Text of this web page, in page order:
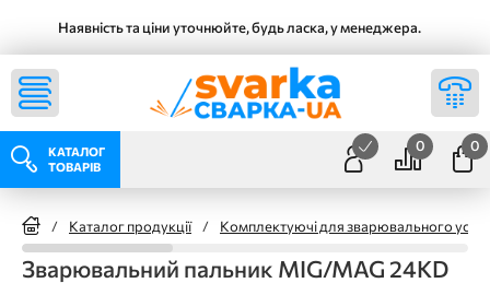
Наявність та ціни уточнюйте, будь ласка, у менеджера.
КАТАЛОГ
ТОВАРІВ
0 0
/ Каталог продукції / Комплектуючі для зварювального
Зварювальний пальник MIG/MAG 24KD